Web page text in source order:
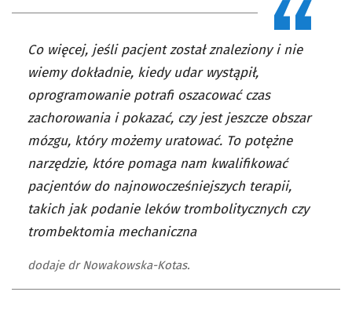
Co więcej, jeśli pacjent został znaleziony i nie
wiemy dokładnie, kiedy udar wystąpił,
oprogramowanie potrafi oszacować czas
zachorowania i pokazać, czy jest jeszcze obszar
mózgu, który możemy uratować. To potężne
narzędzie, które pomaga nam kwalifikować
pacjentów do najnowocześniejszych terapii,
takich jak podanie leków trombolitycznych czy
trombektomia mechaniczna
dodaje dr Nowakowska-Kotas.